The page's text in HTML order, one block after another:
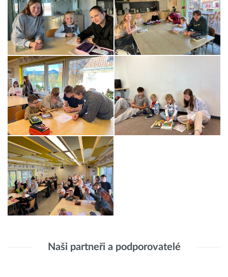
Naši partneři a podporovatelé